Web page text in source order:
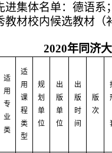
集体名单：德语系；
材校内候选教材（
2020年同济
适
用
专
业
类
适
用
课
程
类
型
规
划
单
位
出
版
单
位
出
版
时
间
版
次